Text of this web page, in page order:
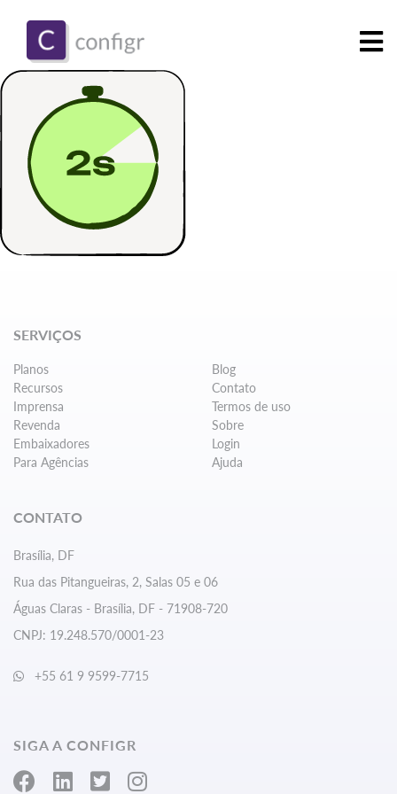
SERVIÇOS
Planos
Recursos
Imprensa
Revenda
Embaixadores
Para Agências
Blog
Contato
Termos de uso
Sobre
Login
Ajuda
CONTATO
Brasília, DF
Rua das Pitangueiras, 2, Salas 05 e 06
Águas Claras - Brasília, DF - 71908-720
CNPJ: 19.248.570/0001-23
+55 61 9 9599-7715
SIGA A CONFIGR